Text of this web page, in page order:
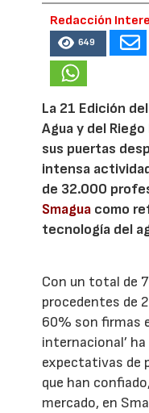
Redacción
649
La 21 Edición
Agua y del
sus puertas
intensa
de 32.000
Smagua como
tecnología del
Con un total de
procedentes de
60% son firmas
internacional’
expectativas de
que han
mercado, en